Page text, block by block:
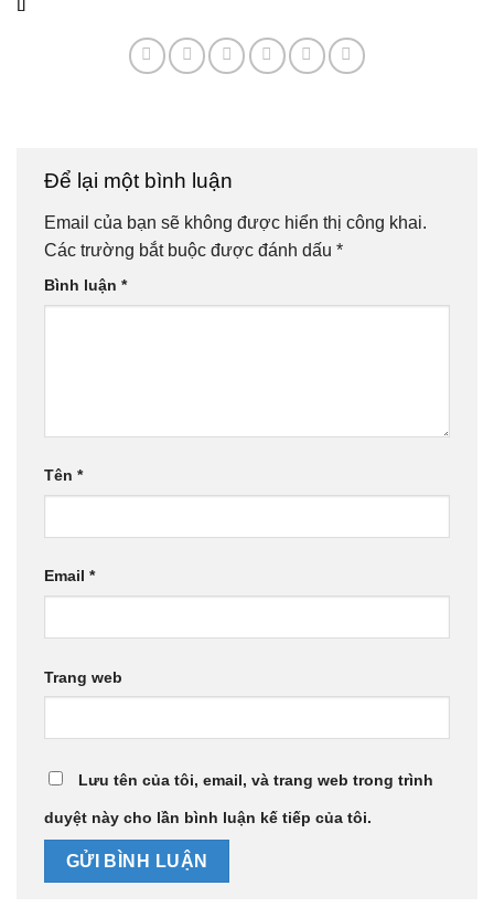
Để lại một bình luận
Email của bạn sẽ không được hiển thị công khai.
Các trường bắt buộc được đánh dấu *
Bình luận *
Tên *
Email *
Trang web
Lưu tên của tôi, email, và trang web trong trình
duyệt này cho lần bình luận kế tiếp của tôi.